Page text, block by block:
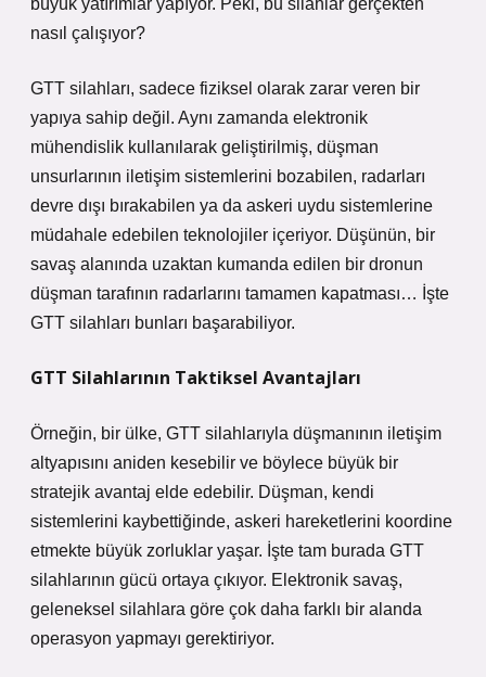
büyük yatırımlar yapıyor. Peki, bu silahlar gerçekten
nasıl çalışıyor?
GTT silahları, sadece fiziksel olarak zarar veren bir
yapıya sahip değil. Aynı zamanda elektronik
mühendislik kullanılarak geliştirilmiş, düşman
unsurlarının iletişim sistemlerini bozabilen, radarları
devre dışı bırakabilen ya da askeri uydu sistemlerine
müdahale edebilen teknolojiler içeriyor. Düşünün, bir
savaş alanında uzaktan kumanda edilen bir dronun
düşman tarafının radarlarını tamamen kapatması… İşte
GTT silahları bunları başarabiliyor.
GTT Silahlarının Taktiksel Avantajları
Örneğin, bir ülke, GTT silahlarıyla düşmanının iletişim
altyapısını aniden kesebilir ve böylece büyük bir
stratejik avantaj elde edebilir. Düşman, kendi
sistemlerini kaybettiğinde, askeri hareketlerini koordine
etmekte büyük zorluklar yaşar. İşte tam burada GTT
silahlarının gücü ortaya çıkıyor. Elektronik savaş,
geleneksel silahlara göre çok daha farklı bir alanda
operasyon yapmayı gerektiriyor.